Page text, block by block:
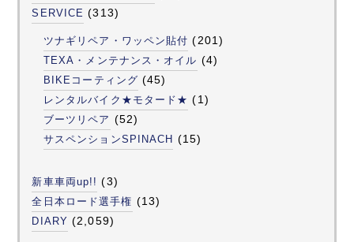
SERVICE (313)
ツナギリペア・ワッペン貼付 (201)
TEXA・メンテナンス・オイル (4)
BIKEコーティング (45)
レンタルバイク★モタード★ (1)
ブーツリペア (52)
サスペンションSPINACH (15)
新車車両up!! (3)
全日本ロード選手権 (13)
DIARY (2,059)